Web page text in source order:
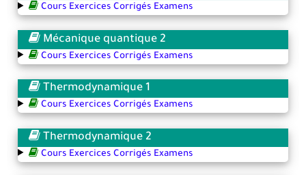
Cours Exercices Corrigés Examens
Mécanique quantique 2
Cours Exercices Corrigés Examens
Thermodynamique 1
Cours Exercices Corrigés Examens
Thermodynamique 2
Cours Exercices Corrigés Examens